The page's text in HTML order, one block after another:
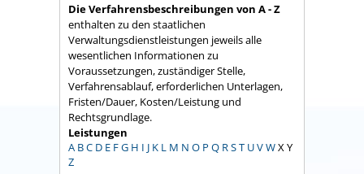
Die Verfahrensbeschreibungen von A - Z
enthalten zu den staatlichen
Verwaltungsdienstleistungen jeweils alle
wesentlichen Informationen zu
Voraussetzungen, zuständiger Stelle,
Verfahrensablauf, erforderlichen Unterlagen,
Fristen/Dauer, Kosten/Leistung und
Rechtsgrundlage.
Leistungen
A BC D E FG H I J K L M N O P Q RST UVWX Y
Z